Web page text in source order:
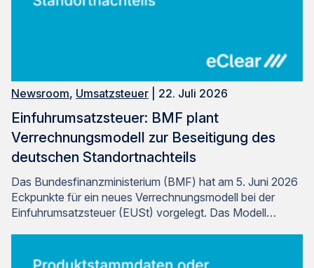
Newsroom, Umsatzsteuer | 22. Juli 2026
Einfuhrumsatzsteuer: BMF plant
Verrechnungsmodell zur Beseitigung des
deutschen Standortnachteils
Das Bundesfinanzministerium (BMF) hat am 5. Juni 2026
Eckpunkte für ein neues Verrechnungsmodell bei der
Einfuhrumsatzsteuer (EUSt) vorgelegt. Das Modell…